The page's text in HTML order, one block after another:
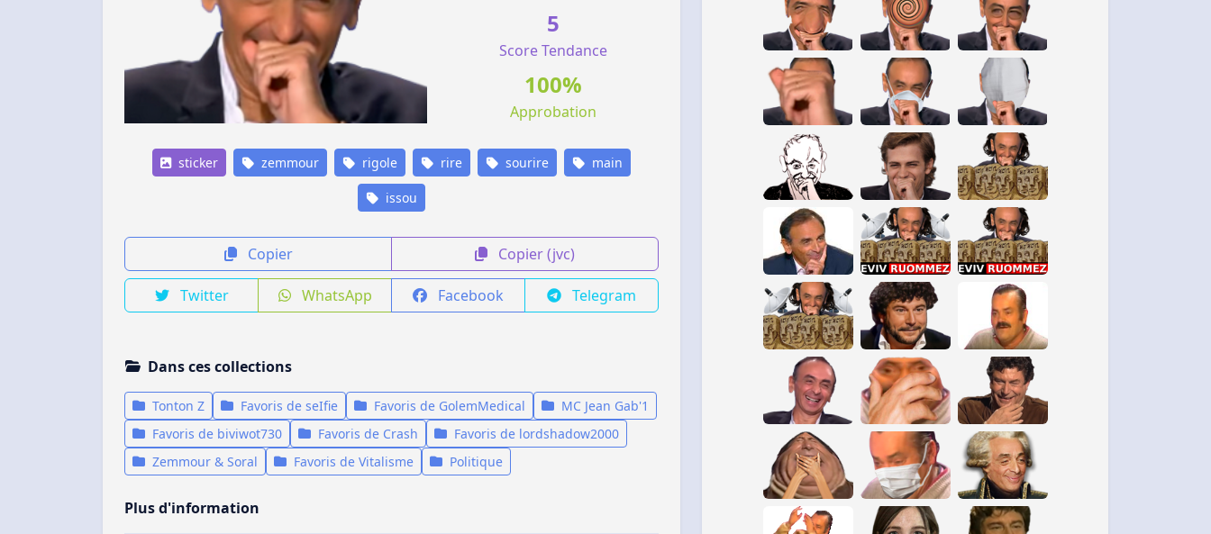
5
Score Tendance
100%
Approbation
sticker zemmour rigole rire sourire main
issou
Copier Copier (jvc)
Twitter WhatsApp Facebook Telegram
Dans ces collections
Tonton Z Favoris de seIfie Favoris de GolemMedical
MC Jean Gab'1
Favoris de biviwot730
Favoris de Crash
Favoris de lordshadow2000
Zemmour & Soral
Favoris de Vitalisme Politique
Plus d'information